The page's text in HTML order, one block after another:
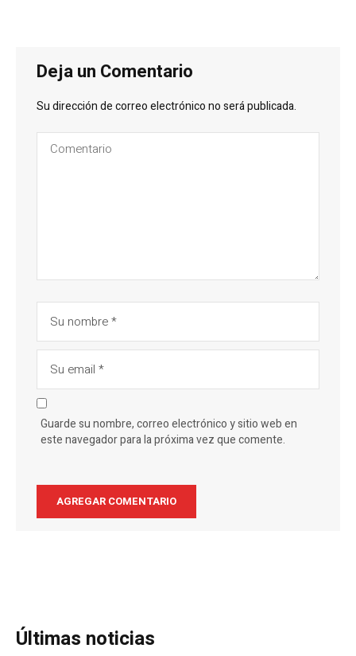
Deja un Comentario
Su dirección de correo electrónico no será publicada.
Guarde su nombre, correo electrónico y sitio web en
este navegador para la próxima vez que comente.
Últimas noticias